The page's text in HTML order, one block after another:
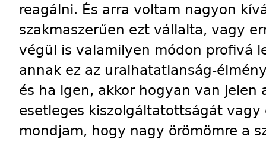
reagálni. És arra voltam nagyon
szakmaszerűen ezt vállalta, vagy
végül is valamilyen módon profivá
annak ez az uralhatatlanság-
és ha igen, akkor hogyan van jelen
esetleges kiszolgáltatottságát vagy
mondjam, hogy nagy örömömre a